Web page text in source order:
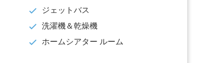
ジェットバス
洗濯機＆乾燥機
ホームシアター ルーム